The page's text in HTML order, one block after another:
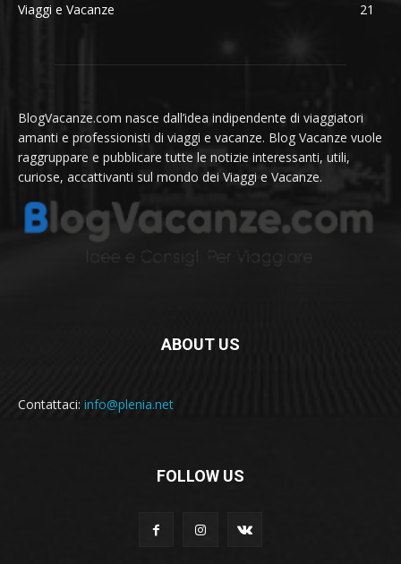
Viaggi e Vacanze
21
BlogVacanze.com nasce dall’idea indipendente di viaggiatori
amanti e professionisti di viaggi e vacanze. Blog Vacanze vuole
raggruppare e pubblicare tutte le notizie interessanti, utili,
curiose, accattivanti sul mondo dei Viaggi e Vacanze.
ABOUT US
Contattaci: info@plenia.net
FOLLOW US